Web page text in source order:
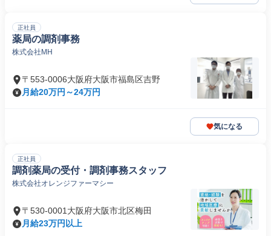
正社員
薬局の調剤事務
株式会社MH
〒553-0006大阪府大阪市福島区吉野
月給20万円～24万円
気になる
正社員
調剤薬局の受付・調剤事務スタッフ
株式会社オレンジファーマシー
〒530-0001大阪府大阪市北区梅田
月給23万円以上